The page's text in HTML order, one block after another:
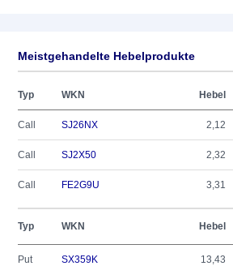
Meistgehandelte Hebelprodukte
Typ WKN Hebel
Call SJ26NX 2,12
Call SJ2X50 2,32
Call FE2G9U 3,31
Typ WKN Hebel
Put SX359K 13,43